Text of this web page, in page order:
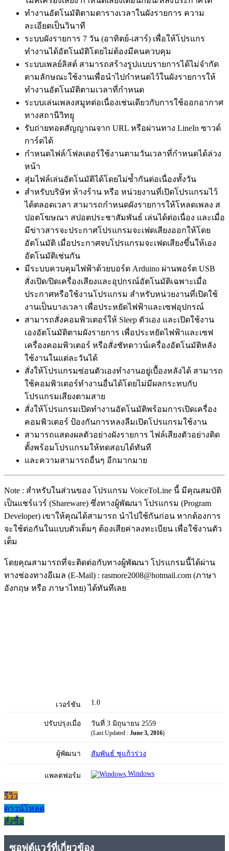
ทำงานอัตโนมัติตามตารางเวลาในผังรายการ ความ
ละเอียดเป็นวินาที
ระบบผังรายการ 7 วัน (อาทิตย์-เสาร์) เพื่อให้โปรแกร
ทำงานได้อัตโนมัติโดยไม่ต้องมีคนควบคุม
ระบบเพลย์ลิสต์ สามารถสร้างรูปแบบรายการได้ไม่จำกัด
ตามลักษณะใช้งานเพื่อนำไปกำหนดไว้ในผังรายการให้
ทำงานอัตโนมัติตามเวลาที่กำหนด
ระบบเล่นเพลงสมูทต่อเนื่องเช่นเดียวกับการใช้ออกอากาศ
ทางสถานีวิทยุุ
รับถ่ายทอดสัญญาณจาก URL หรือผ่านทาง LineIn ซาวด์
การ์ดได้
กำหนดไฟล์/โฟลเดอร์ใช้งานตามวันเวลาที่กำหนดได้ล่วง
หน้า
สุ่มไฟล์เล่นอัตโนมัติได้โดยไม่ซ้ำกันต่อเนื่องทั้งวัน
สำหรับบริษัท ห้างร้าน หรือ หน่วยงานที่เปิดโปรแกรมไว้
ได้ตลอดเวลา สามารถกำหนดผังรายการให้โหลดเพลง ส
ปอตโฆษณา สปอตประชาสัมพันธ์ เล่นได้ต่อเนื่อง และเมื่อ
มีข่าวสารจะประกาศโปรแกรมจะเฟดเสียงออกให้โดย
อัตโนมัติ เมื่อประกาศจบโปรแกรมจะเฟดเสียงขึ้นให้เอง
อัตโนมัติเช่นกัน
มีระบบควบคุมไฟฟ้าด้วยบอร์ด Arduino ผ่านพอร์ต USB
สั่งเปิด/ปิดเครื่องเสียงและอุปกรณ์อัตโนมัติเฉพาะเมื่อ
ประกาศหรือใช้งานโปรแกรม สำหรับหน่วยงานที่เปิดใช้
งานเป็นบางเวลา เพื่อประหยัดไฟฟ้าและเซฟอุปกรณ์
สามารถสั่งคอมพิวเตอร์ให้ Sleep ตัวเอง และเปิดใช้งาน
เองอัตโนมัติตามผังรายการ เพื่อประหยัดไฟฟ้าและเซฟ
เครื่องคอมพิวเตอร์ หรือสั่งชัทดาวน์เครื่องอัตโนมัติหลัง
ใช้งานในแต่ละวันได้
สั่งให้โปรแกรมซ่อนตัวเองทำงานอยู่เบื้องหลังได้ สามารถ
ใช้คอมพิวเตอร์ทำงานอื่นได้โดยไม่มีผลกระทบกับ
โปรแกรมเสียงตามสาย
สั่งให้โปรแกรมเปิดทำงานอัตโนมัติพร้อมการเปิดเครื่อง
คอมพิวเตอร์ ป้องกันการหลงลืมเปิดโปรแกรมใช้งาน
สามารถแสดงผลตัวอย่างผังรายการ ไฟล์เสียงตัวอย่างติด
ตั้งพร้อมโปรแกรมให้ทดสอบได้ทันที
และความสามารถอื่นๆ อีกมากมาย
Note : สำหรับในส่วนของ โปรแกรม VoiceToLine นี้ มีคุณสมบัติ
เป็นแชร์แวร์ (Shareware) ซึ่งทางผู้พัฒนา โปรแกรม (Program
Developer) เขาให้คุณได้สามารถ นำไปใช้กันก่อน หากต้องการ
จะใช้ต่อกันในแบบตัวเต็มๆ ต้องเสียค่าลงทะเบียน เพื่อใช้งานตัว
เต็ม
โดยคุณสามารถที่จะติดต่อกับทางผู้พัฒนา โปรแกรมนี้ได้ผ่าน
ทางช่องทางอีเมล (E-Mail) : rasmore2008@hotmail.com (ภาษา
อังกฤษ หรือ ภาษาไทย) ได้ทันทีเลย
เวอร์ชัน 1.0
ปรับปรุงเมื่อ วันที่ 3 มิถุนายน 2559
(Last Updated : June 3, 2016)
ผู้พัฒนา สัมพันธ์ ชูแก้วร่วง
แพลตฟอร์ม Windows
รีวิว
ดาวน์โหลด
สั่งซื้อ
ซอฟต์แวร์ที่เกี่ยวข้อง